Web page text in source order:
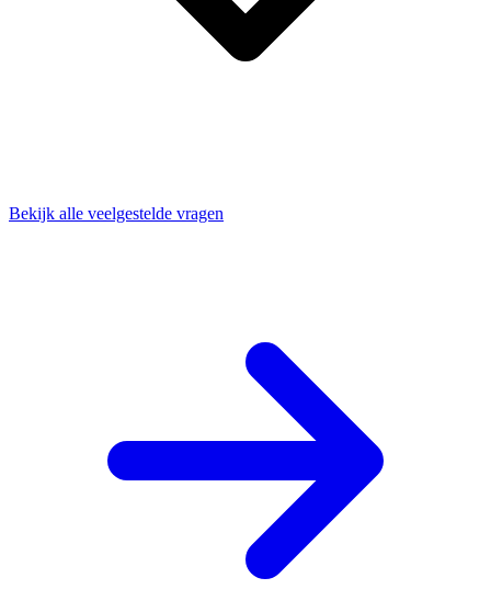
Bekijk alle veelgestelde vragen